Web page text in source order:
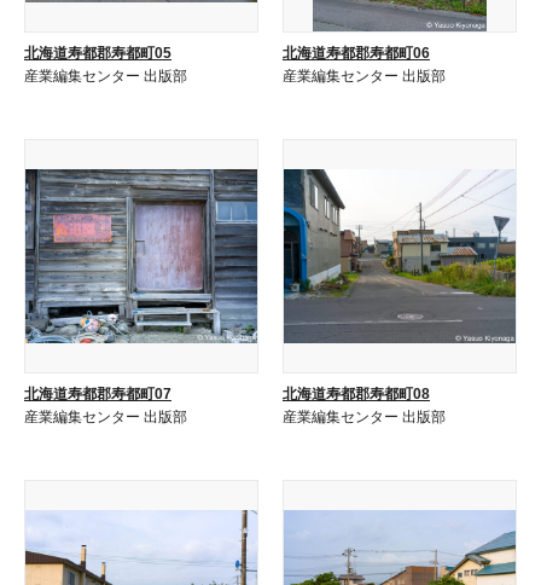
北海道寿都郡寿都町05
産業編集センター 出版部
北海道寿都郡寿都町06
産業編集センター 出版部
北海道寿都郡寿都町07
産業編集センター 出版部
北海道寿都郡寿都町08
産業編集センター 出版部